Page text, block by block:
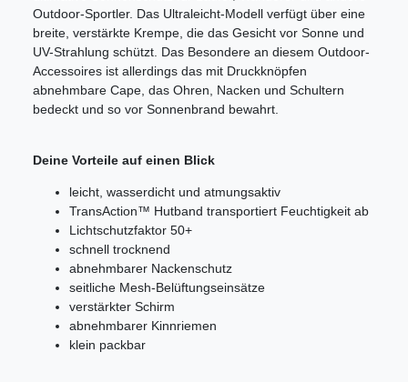
Outdoor-Sportler. Das Ultraleicht-Modell verfügt über eine
breite, verstärkte Krempe, die das Gesicht vor Sonne und
UV-Strahlung schützt. Das Besondere an diesem Outdoor-
Accessoires ist allerdings das mit Druckknöpfen
abnehmbare Cape, das Ohren, Nacken und Schultern
bedeckt und so vor Sonnenbrand bewahrt.
Deine Vorteile auf einen Blick
leicht, wasserdicht und atmungsaktiv
TransAction™ Hutband transportiert Feuchtigkeit ab
Lichtschutzfaktor 50+
schnell trocknend
abnehmbarer Nackenschutz
seitliche Mesh-Belüftungseinsätze
verstärkter Schirm
abnehmbarer Kinnriemen
klein packbar